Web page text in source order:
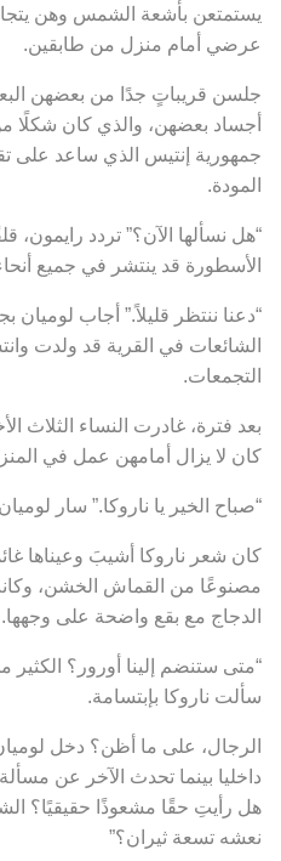
يستمتعن بأشعة الشمس وهن
عرضي أمام منزل من طابقين.
جلسن قريباتٍ جدًا من بعضهن
أجساد بعضهن، والذي كان شكلًا
جمهورية إنتيس الذي ساعد على
المودة.
“هل نسألها الآن؟” تردد رايمون،
الأسطورة قد ينتشر في جميع أنحاء
“دعنا ننتظر قليلاً.” أجاب لوميان
الشائعات في القرية قد ولدت
التجمعات.
بعد فترة، غادرت النساء الثلاث
كان لا يزال أمامهن عمل في
“صباح الخير يا ناروكا.” سار
كان شعر ناروكا أشيبَ وعيناها
مصنوعًا من القماش الخشن،
الدجاج مع بقع واضحة على وجهها.
“متى ستنضم إلينا أورور؟ الكثير
سألت ناروكا بإبتسامة.
الرجال، على ما أظن؟ دخل
داخليا بينما تحدث الآخر عن
هل رأيتِ حقًا مشعوذًا حقيقيًا؟
نعشه تسعة ثيران؟”